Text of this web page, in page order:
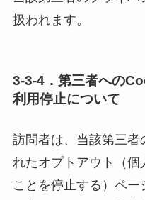
扱われます。
3-3-4．第三者への
利用停止について
訪問者は、当該第三者
れたオプトアウト（個
ことを停止する）ペ